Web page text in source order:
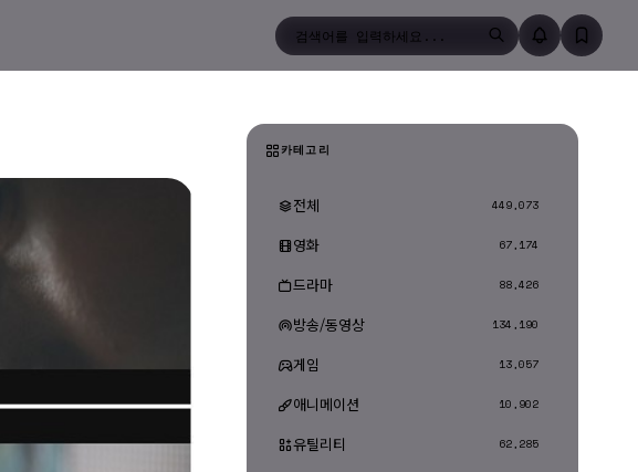
검색
카테고리
전체 449,073
영화 67,174
드라마 88,426
방송/동영상 134,190
게임 13,057
애니메이션 10,902
유틸리티 62,285